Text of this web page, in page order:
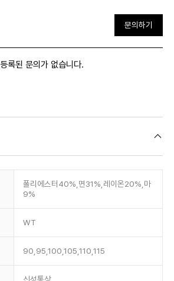
문의하기
등록된 문의가 없습니다.
폴리에스터40%,면31%,레이온20%,마
9%
WT
90,95,100,105,110,115
신성통상